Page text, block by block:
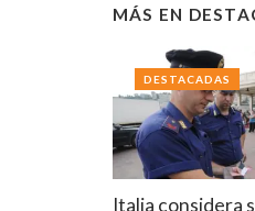
MÁS EN
Italia considera
DESTACADAS